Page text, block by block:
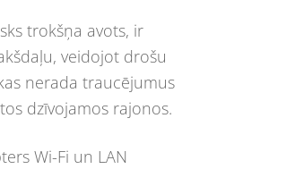
trokšņa avots, ir
veidojot drošu
nerada traucējumus
dzīvojamos rajonos.
Wi-Fi un LAN